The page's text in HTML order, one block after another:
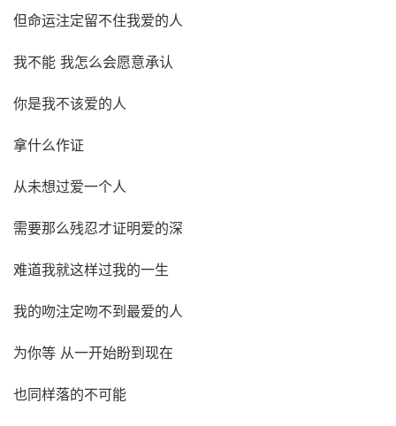
但命运注定留不住我爱的人
我不能 我怎么会愿意承认
你是我不该爱的人
拿什么作证
从未想过爱一个人
需要那么残忍才证明爱的深
难道我就这样过我的一生
我的吻注定吻不到最爱的人
为你等 从一开始盼到现在
也同样落的不可能